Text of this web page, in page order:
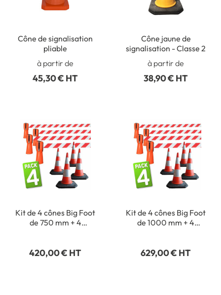
Cône de signalisation
pliable
à partir de
45,30 € HT
Cône jaune de
signalisation - Classe 2
à partir de
38,90 € HT
Kit de 4 cônes Big Foot
de 750 mm + 4
420,00 € HT
Kit de 4 cônes Big Foot
de 1000 mm + 4
629,00 € HT